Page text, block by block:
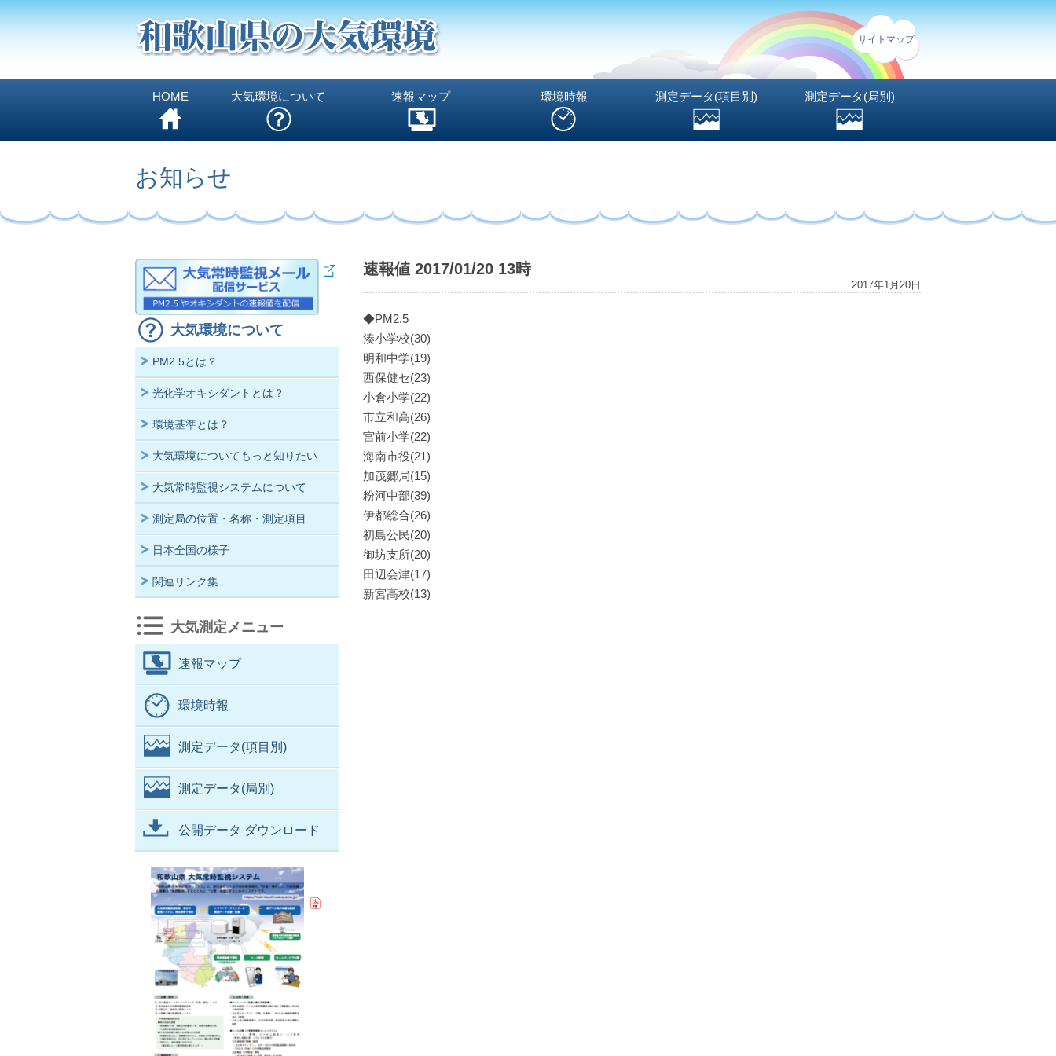
サイトマップ
HOME 大気環境について 速報マップ 環境時報 測定データ(項目別) 測定データ(局別)
お知らせ
速報値 2017/01/20 13時
2017年1月20日
◆PM2.5
湊小学校(30)
明和中学(19)
西保健セ(23)
小倉小学(22)
市立和高(26)
宮前小学(22)
海南市役(21)
加茂郷局(15)
粉河中部(39)
伊都総合(26)
初島公民(20)
御坊支所(20)
田辺会津(17)
新宮高校(13)
大気環境について
PM2.5とは？
光化学オキシダントとは？
環境基準とは？
大気環境についてもっと知りたい
大気常時監視システムについて
測定局の位置・名称・測定項目
日本全国の様子
関連リンク集
大気測定メニュー
速報マップ
環境時報
測定データ(項目別)
測定データ(局別)
公開データ ダウンロード